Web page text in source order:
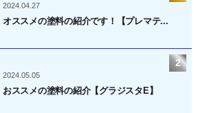
2024.04.27
オススメの塗料の紹介です！【プレマテ...
2024.05.05
おススメの塗料の紹介【グラジスタE】